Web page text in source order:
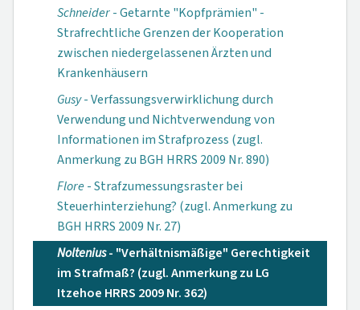
Schneider- Getarnte "Kopfprämien" -
Strafrechtliche Grenzen der Kooperation
zwischen niedergelassenen Ärzten und
Krankenhäusern
Gusy- Verfassungsverwirklichung durch
Verwendung und Nichtverwendung von
Informationen im Strafprozess (zugl.
Anmerkung zu BGH HRRS 2009 Nr. 890)
Flore- Strafzumessungsraster bei
Steuerhinterziehung? (zugl. Anmerkung zu
BGH HRRS 2009 Nr. 27)
Noltenius- "Verhältnismäßige" Gerechtigkeit
im Strafmaß? (zugl. Anmerkung zu LG
Itzehoe HRRS 2009 Nr. 362)